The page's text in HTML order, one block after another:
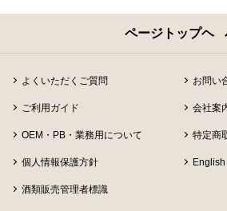
ページトップヘ
よくいただくご質問 お問い
ご利用ガイド 会社案
OEM・PB・業務用について 特定商
個人情報保護方針 English
酒類販売管理者標識